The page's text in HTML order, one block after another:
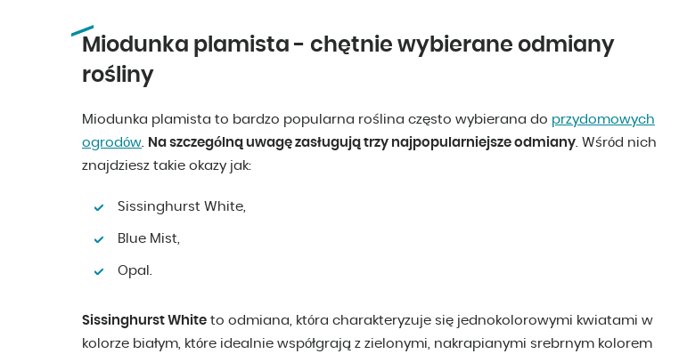
Miodunka plamista - chętnie wybierane odmiany
rośliny
Miodunka plamista to bardzo popularna roślina często wybierana do przydomowych
ogrodów. Na szczególną uwagę zasługują trzy najpopularniejsze odmiany. Wśród nich
znajdziesz takie okazy jak:
Sissinghurst White,
Blue Mist,
Opal.
Sissinghurst White to odmiana, która charakteryzuje się jednokolorowymi kwiatami w
kolorze białym, które idealnie współgrają z zielonymi, nakrapianymi srebrnym kolorem